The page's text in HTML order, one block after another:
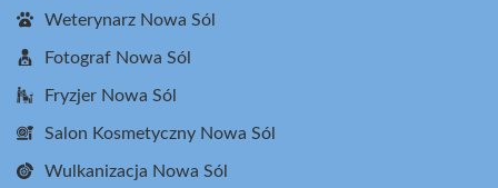
Weterynarz Nowa Sól
Fotograf Nowa Sól
Fryzjer Nowa Sól
Salon Kosmetyczny Nowa Sól
Wulkanizacja Nowa Sól